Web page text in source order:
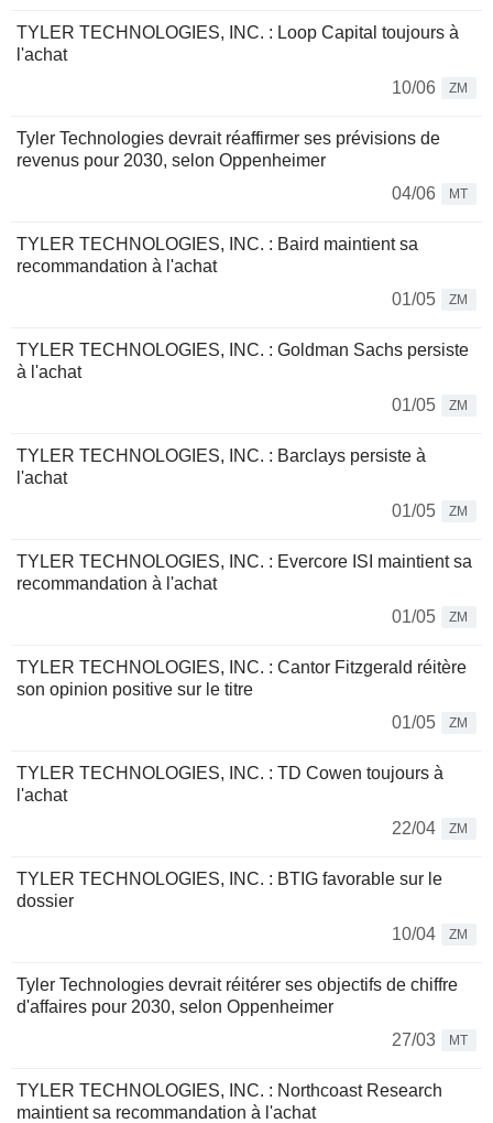
TYLER TECHNOLOGIES, INC. : Loop Capital toujours à
l'achat
10/06
ZM
Tyler Technologies devrait réaffirmer ses prévisions de
revenus pour 2030, selon Oppenheimer
04/06
MT
TYLER TECHNOLOGIES, INC. : Baird maintient sa
recommandation à l'achat
01/05
ZM
TYLER TECHNOLOGIES, INC. : Goldman Sachs persiste
à l'achat
01/05
ZM
TYLER TECHNOLOGIES, INC. : Barclays persiste à
l'achat
01/05
ZM
TYLER TECHNOLOGIES, INC. : Evercore ISI maintient sa
recommandation à l'achat
01/05
ZM
TYLER TECHNOLOGIES, INC. : Cantor Fitzgerald réitère
son opinion positive sur le titre
01/05
ZM
TYLER TECHNOLOGIES, INC. : TD Cowen toujours à
l'achat
22/04
ZM
TYLER TECHNOLOGIES, INC. : BTIG favorable sur le
dossier
10/04
ZM
Tyler Technologies devrait réitérer ses objectifs de chiffre
d'affaires pour 2030, selon Oppenheimer
27/03
MT
TYLER TECHNOLOGIES, INC. : Northcoast Research
maintient sa recommandation à l'achat